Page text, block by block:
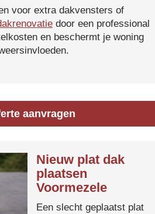
voor extra dakvensters of
door een professional
en beschermt je woning
aanvragen
Nieuw plat dak
plaatsen
Voormezele
Een slecht geplaatst plat